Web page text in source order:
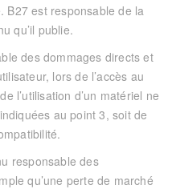
B27 est responsable de la
qu’il publie.
des dommages directs et
lors de l’accès au
l’utilisation d’un matériel ne
au point 3, soit de
responsable des
qu’une perte de marché